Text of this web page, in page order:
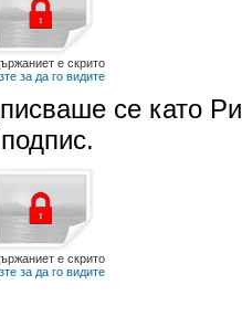
е скрито
за да го видите
се като
е скрито
за да го видите